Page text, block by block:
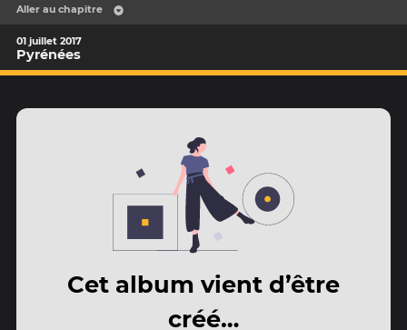
Aller au chapitre
01 juillet 2017
Pyrénées
Cet album vient d’être
créé…